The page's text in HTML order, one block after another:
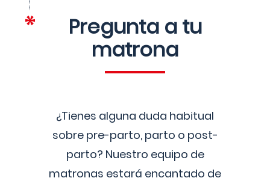
Pregunta a tu
matrona
¿Tienes alguna duda habitual
sobre pre-parto, parto o post-
parto? Nuestro equipo de
matronas estará encantado de